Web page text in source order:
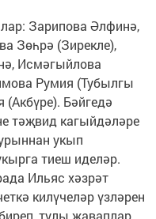
Зарипова Әлфинә,
Зөһрә (Зирекле),
Исмәгыйлова
Румия (Тубылгы
Бәйгедә
тәҗвид кагыйдәләре
укып
тиеш иделәр.
Ильяс хәзрәт
килүчеләр үзләрен